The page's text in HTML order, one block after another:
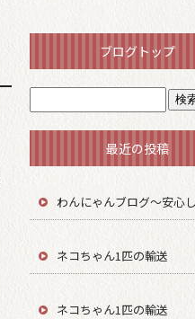
ブログトップ
最近の投稿
ネコちゃん1匹の輸送
ネコちゃん1匹の輸送